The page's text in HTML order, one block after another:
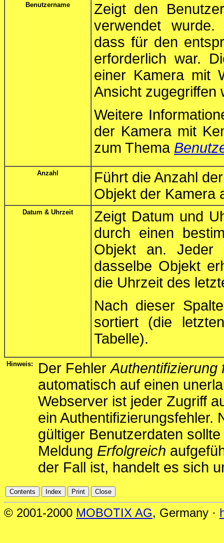
Benutzername
Zeigt den
verwendet
dass für den
erforderlich war.
einer Kamera mit
Ansicht zugegriffen
Weitere
der Kamera mit
zum Thema
Anzahl
Führt die Anzahl
Objekt der Kamera
Datum & Uhrzeit
Zeigt Datum und
durch einen
Objekt an. Jeder
dasselbe Objekt
die Uhrzeit des
Nach dieser
sortiert (die
Tabelle).
Hinweis: Der FehlerAuthentifizierung
automatisch auf einen
Webserver ist jeder Zugriff
ein Authentifizierungsfehler.
gültiger Benutzerdaten
Meldung Erfolgreich
der Fall ist, handelt es sich
© 2001-2000 MOBOTIX AG, Germany ·